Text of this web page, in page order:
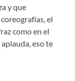
y que
el
como en el
eso te